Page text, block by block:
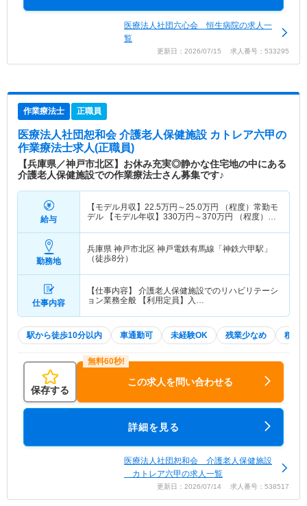
医療法人社団六心会 恒生病院の求人一
覧
更新日：2026/07/15 求人番号：533295
作業療法士 正職員
医療法人社団恕和会 介護老人保健施設 カトレア六甲の
作業療法士求人(正職員)
【兵庫県／神戸市北区】お休み充実◎静かな住宅地の中にある
介護老人保健施設での作業療法士さん募集です♪
給与
【モデル月収】 22.5万円～25.0万円
（程度）常勤モ
デル 【モデル年収】 330万円～370万円
（程度）常
勤務地
兵庫県 神戸市北区 神戸電鉄有馬線「神鉄六甲駅」
（徒歩8分）
仕事内容
【仕事内容】 介護老人保健施設でのリハビリテーシ
ョン業務全般 【利用定員】入…
駅から徒歩10分以内 車通勤可 未経験OK 残業少なめ 積極
保存する
この求人を問い合わせる
詳細を見る
医療法人社団恕和会 介護老人保健施設
カトレア六甲の求人一覧
更新日：2026/07/14 求人番号：538517